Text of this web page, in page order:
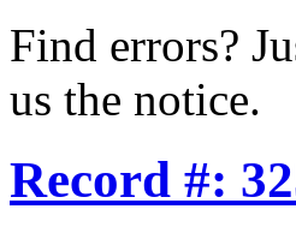
Find errors?
us the notice.
Record #: